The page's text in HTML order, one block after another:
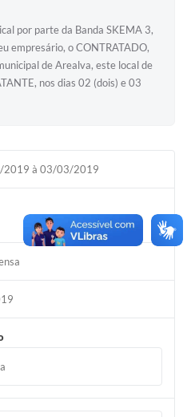
por parte da Banda SKEMA 3,
empresário, o CONTRATADO,
de Arealva, este local de
nos dias 02 (dois) e 03
2019 à 03/03/2019